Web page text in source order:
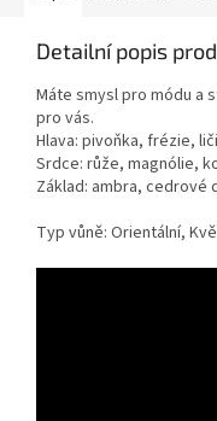
Detailní popis
Máte smysl pro módu a
pro vás.
Hlava: pivoňka, frézie, liči
Srdce: růže, magnólie,
Základ: ambra, cedrové
Typ vůně: Orientální,